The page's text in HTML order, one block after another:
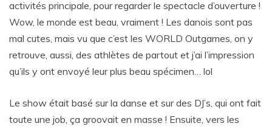
activités principale, pour regarder le spectacle d’ouverture !
Wow, le monde est beau, vraiment ! Les danois sont pas
mal cutes, mais vu que c’est les WORLD Outgames, on y
retrouve, aussi, des athlètes de partout et j’ai l’impression
qu’ils y ont envoyé leur plus beau spécimen… lol
Le show était basé sur la danse et sur des DJ’s, qui ont fait
toute une job, ça groovait en masse ! Ensuite, vers les